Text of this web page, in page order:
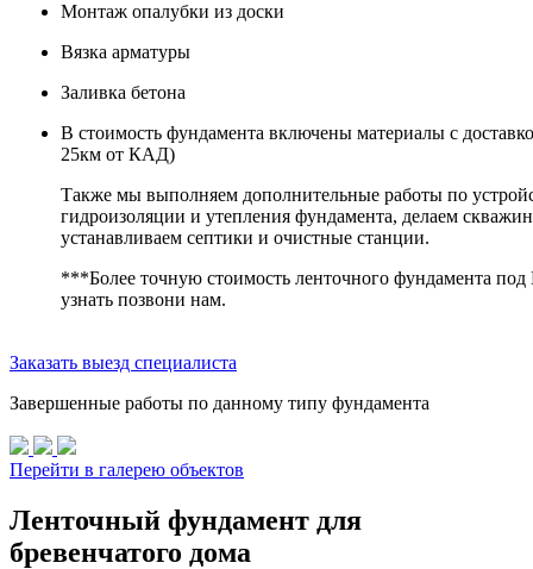
Монтаж опалубки из доски
Вязка арматуры
Заливка бетона
В стоимость фундамента включены материалы с
25км от КАД)
Также мы выполняем дополнительные работы по
гидроизоляции и утепления фундамента, делаем
устанавливаем септики и очистные станции.
***Более точную стоимость ленточного фундамента
узнать позвони нам.
Заказать выезд специалиста
Завершенные работы по данному типу фундамента
Перейти в галерею объектов
Ленточный фундамент для
бревенчатого дома